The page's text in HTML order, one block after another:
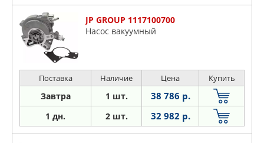
JP GROUP 1117100700
Насос вакуумный
Поставка Наличие Цена Купить
Завтра 1 шт. 38 786 р.
1 дн. 2 шт. 32 982 р.